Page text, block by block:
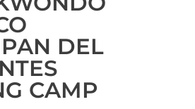
DEL
CAMP